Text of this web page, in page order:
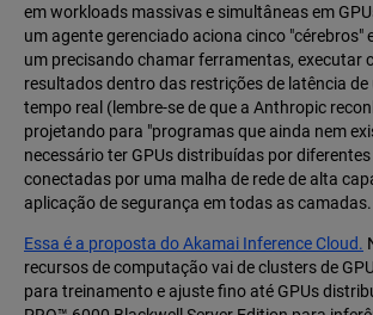
em workloads massivas e simultâneas em
um agente gerenciado aciona cinco "cérebros"
um precisando chamar ferramentas, executar
resultados dentro das restrições de latência
tempo real (lembre-se de que a Anthropic
projetando para "programas que ainda nem
necessário ter GPUs distribuídas por diferentes
conectadas por uma malha de rede de alta
aplicação de segurança em todas as camadas.
Essa é a proposta do Akamai Inference Cloud.
recursos de computação vai de clusters de
para treinamento e ajuste fino até GPUs